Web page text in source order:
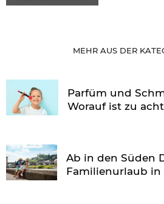
MEHR AUS DER
Parfüm und
Worauf ist zu
Ab in den Süden
Familienurlaub in